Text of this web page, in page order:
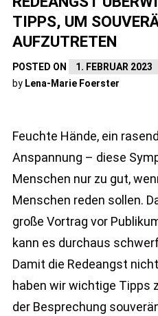
TIPPS, UM
AUFZUTRETEN
POSTED ON
1. FEBRUAR 2023
by Lena-Marie Foerster
Feuchte Hände, ein
Anspannung – diese
Menschen nur zu gut,
Menschen reden sollen.
große Vortrag vor
kann es durchaus
Damit die Redeangst
haben wir wichtige Tipps
der Besprechung